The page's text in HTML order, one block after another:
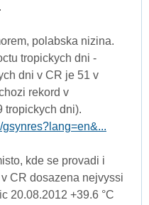
polabska nizina.
tropickych dni -
dni v CR je 51 v
rekord v
tropickych dni).
kde se provadi i
CR dosazena nejvyssi
20.08.2012 +39.6 °C